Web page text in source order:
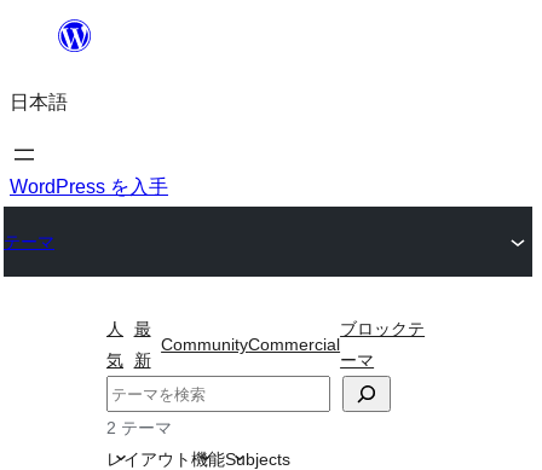
を
ス
キ
プ
日本語
WordPress を入手
テーマ
人
気
最
新
CommunityCommercial
ブロックテ
ーマ
検
索
2 テーマ
レイアウト機能Subjects